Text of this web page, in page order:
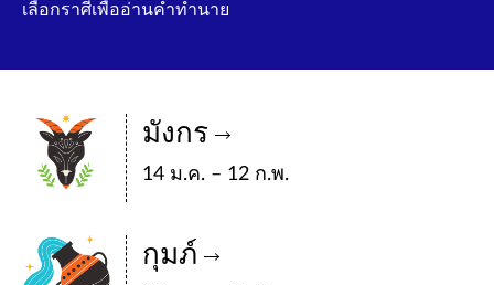
เลือกราศีเพื่ออ่านคำทำนาย
มังกร
14 ม.ค. – 12 ก.พ.
กุมภ์